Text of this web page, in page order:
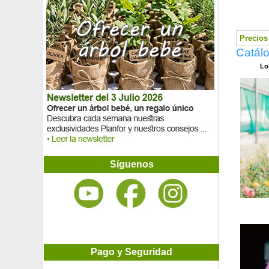
Rosal 'Jubilé du Prince de Monaco'
Rosal 'Jubilee Celebration'
Rosal 'La Belle de Rouet'
Rosal 'La Sevillana'
Rosal 'Lichfield Angel'
Rosal 'Lolita Lempicka'
Rosal 'Marcel Pagnol'
Rosal 'Marilyn Monroe'
Rosal 'Mary Rose'
Rosal 'Mermaid'
Rosal 'Michel Desjoyeaux'
Rosal 'Michel Serrault'
Rosal 'Moonstone'
Rosal 'Mozart'
Rosal 'Munstead Wood'
Rosal 'Mutabilis', Rosal de China
Rosal 'Pacific Dream'
Rosal paisajístico amarelo 'Yellow Fairy'
Síguenos
Pago y Seguridad